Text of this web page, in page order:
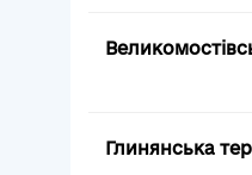
Глинянська